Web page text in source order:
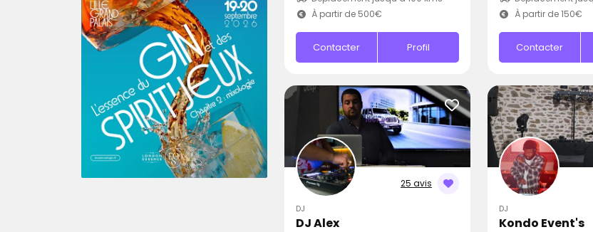
À partir de 500€
Contacter Profil
À partir de 150€
Contacter
25 avis
DJ
DJ Alex
DJ
Kondo Event's